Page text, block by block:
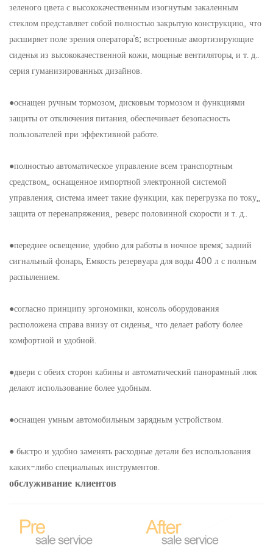
зеленого цвета с высококачественным изогнутым закаленным
стеклом представляет собой полностью закрытую конструкцию,, что
расширяет поле зрения оператора's; встроенные амортизирующие
сиденья из высококачественной кожи, мощные вентиляторы, и т. д..
серия гуманизированных дизайнов.
●оснащен ручным тормозом, дисковым тормозом и функциями
защиты от отключения питания, обеспечивает безопасность
пользователей при эффективной работе.
●полностью автоматическое управление всем транспортным
средством,, оснащенное импортной электронной системой
управления, система имеет такие функции, как перегрузка по току,,
защита от перенапряжения,, реверс половинной скорости и т. д..
●переднее освещение, удобно для работы в ночное время; задний
сигнальный фонарь, Емкость резервуара для воды 400 л с полным
распылением.
●согласно принципу эргономики, консоль оборудования
расположена справа внизу от сиденья,, что делает работу более
комфортной и удобной.
●двери с обеих сторон кабины и автоматический панорамный люк
делают использование более удобным.
●оснащен умным автомобильным зарядным устройством.
● быстро и удобно заменять расходные детали без использования
каких-либо специальных инструментов.
обслуживание клиентов